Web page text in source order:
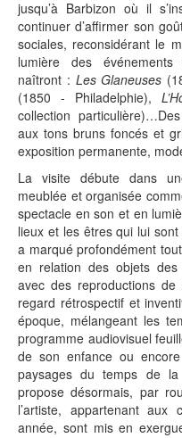
jusqu’à Barbizon où il
continuer d’affirmer son
sociales, reconsidérant le
lumière des
naîtront : Les Glaneuses
(1850 - Philadelphie),
collection
aux tons bruns foncés et
exposition permanente,
La visite débute dans
meublée et organisée
spectacle en son et en
lieux et les êtres qui lui
a marqué profondément
en relation des objets
avec des reproductions
regard rétrospectif et
époque, mélangeant les
programme audiovisuel
de son enfance ou
paysages du temps de
propose désormais, par
l’artiste, appartenant aux
année, sont mis en